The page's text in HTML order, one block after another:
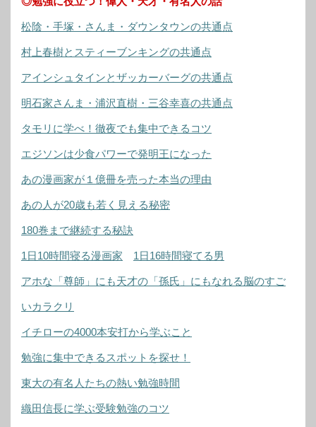
松陰・手塚・さんま・ダウンタウンの共通点
村上春樹とスティーブンキングの共通点
アインシュタインとザッカーバーグの共通点
明石家さんま・浦沢直樹・三谷幸喜の共通点
タモリに学べ！徹夜でも集中できるコツ
エジソンは少食パワーで発明王になった
あの漫画家が１億冊を売った本当の理由
あの人が20歳も若く見える秘密
180巻まで継続する秘訣
1日10時間寝る漫画家 1日16時間寝てる男
アホな「尊師」にも天才の「孫氏」にもなれる脳のすご
いカラクリ
イチローの4000本安打から学ぶこと
勉強に集中できるスポットを探せ！
東大の有名人たちの熱い勉強時間
織田信長に学ぶ受験勉強のコツ